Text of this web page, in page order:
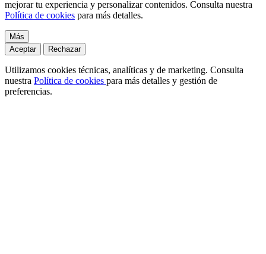
mejorar tu experiencia y personalizar contenidos. Consulta nuestra
Política de cookies para más detalles.
Más
Aceptar
Rechazar
Utilizamos cookies técnicas, analíticas y de marketing. Consulta
nuestra Política de cookies para más detalles y gestión de
preferencias.